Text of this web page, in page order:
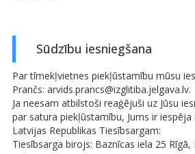
Sūdzību iesniegšana
Par tīmekļvietnes piekļūstamību mūsu
Prančs: arvids.prancs@izglitiba.jelgava.lv.
Ja neesam atbilstoši reaģējuši uz Jūsu
par satura piekļūstamību, Jums ir iespēja
Latvijas Republikas Tiesībsargam:
Tiesībsarga birojs: Baznīcas iela 25 Rīgā,